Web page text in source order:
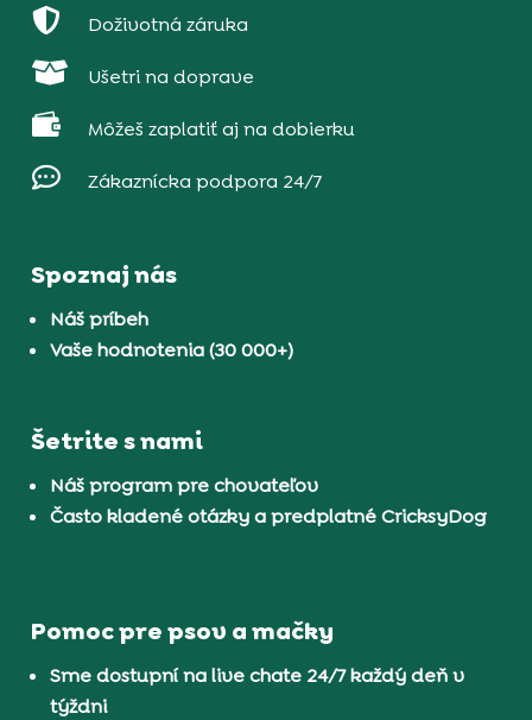
 Doživotná záruka
 Ušetri na doprave
 Môžeš zaplatiť aj na dobierku
 Zákaznícka podpora 24/7
Spoznaj nás
Náš príbeh
Vaše hodnotenia (30 000+)
Šetrite s nami
Náš program pre chovateľov
Často kladené otázky a predplatné CricksyDog
Pomoc pre psov a mačky
Sme dostupní na live chate 24/7 každý deň v
týždni